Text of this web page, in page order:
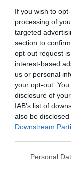
If you wish to
processing of
targeted
section to
opt-out request
interest-based
us or personal
your opt-out.
disclosure of
IAB’s list of
also be
Downstream
Personal
Πριν 5 ημέρες
Ο καιρός